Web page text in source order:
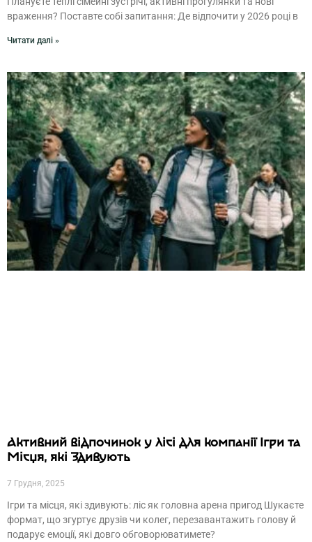
враження? Поставте собі запитання: Де відпочити у 2026 році в
Читати далі »
Активний відпочинок у лісі для компанії Ігри та
Місця, які Здивують
7 Грудня, 2025
Ігри та місця, які здивують: ліс як головна арена пригод Шукаєте
формат, що згуртує друзів чи колег, перезавантажить голову й
подарує емоції, які довго обговорюватимете?